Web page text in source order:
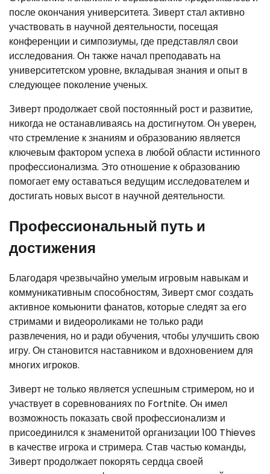
после окончания университета. Зиверт стал активно
участвовать в научной деятельности, посещая
конференции и симпозиумы, где представлял свои
исследования. Он также начал преподавать на
университетском уровне, вкладывая знания и опыт в
следующее поколение ученых.
Зиверт продолжает свой постоянный рост и развитие,
никогда не останавливаясь на достигнутом. Он уверен,
что стремление к знаниям и образованию является
ключевым фактором успеха в любой области истинного
профессионализма. Это отношение к образованию
помогает ему оставаться ведущим исследователем и
достигать новых высот в научной деятельности.
Профессиональный путь и
достижения
Благодаря чрезвычайно умелым игровым навыкам и
коммуникативным способностям, Зиверт смог создать
активное комьюнити фанатов, которые следят за его
стримами и видеороликами не только ради
развлечения, но и ради обучения, чтобы улучшить свою
игру. Он становится наставником и вдохновением для
многих игроков.
Зиверт не только является успешным стримером, но и
участвует в соревнованиях по Fortnite. Он имел
возможность показать свой профессионализм и
присоединился к знаменитой организации 100 Thieves
в качестве игрока и стримера. Став частью команды,
Зиверт продолжает покорять сердца своей